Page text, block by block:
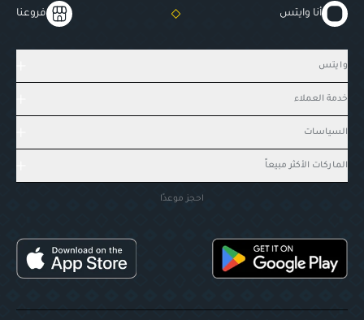
أنا وايتس فروعنا
وايتس
خدمة العملاء
السياسات
الماركات الأكثر مبيعاً
احجز موعدًا